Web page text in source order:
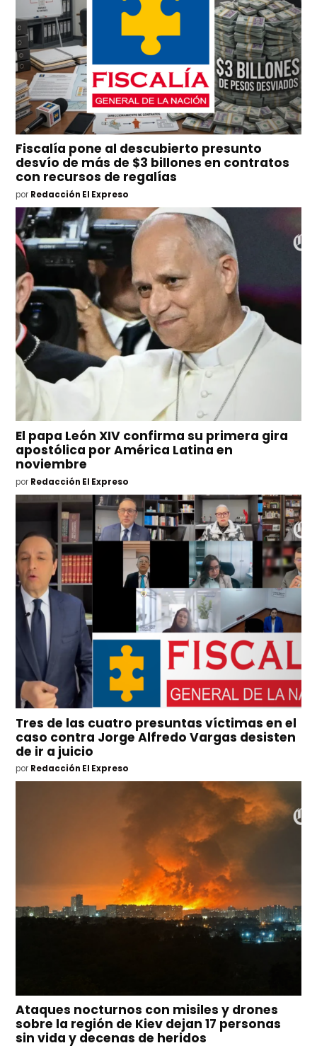
Fiscalía pone al descubierto presunto
desvío de más de $3 billones en contratos
con recursos de regalías
por Redacción El Expreso
El papa León XIV confirma su primera gira
apostólica por América Latina en
noviembre
por Redacción El Expreso
Tres de las cuatro presuntas víctimas en el
caso contra Jorge Alfredo Vargas desisten
de ir a juicio
por Redacción El Expreso
Ataques nocturnos con misiles y drones
sobre la región de Kiev dejan 17 personas
sin vida y decenas de heridos